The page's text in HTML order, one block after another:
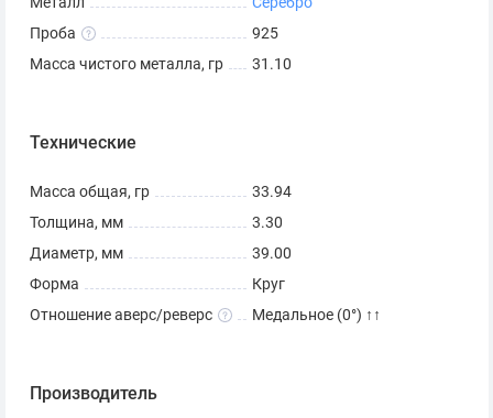
Проба
925
Масса чистого металла, гр
31.10
Технические
Масса общая, гр
33.94
Толщина, мм
3.30
Диаметр, мм
39.00
Форма
Круг
Отношение аверс/реверс
Медальное (0°) ↑↑
Производитель